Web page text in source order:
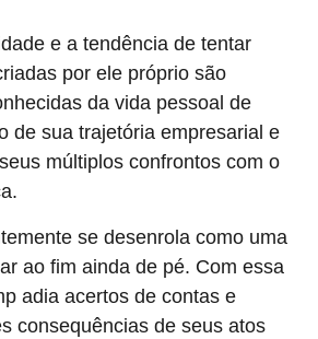
e a tendência de tentar
por ele próprio são
da vida pessoal de
de sua trajetória empresarial e
múltiplos confrontos com o
se desenrola como uma
ao fim ainda de pé. Com essa
adia acertos de contas e
consequências de seus atos